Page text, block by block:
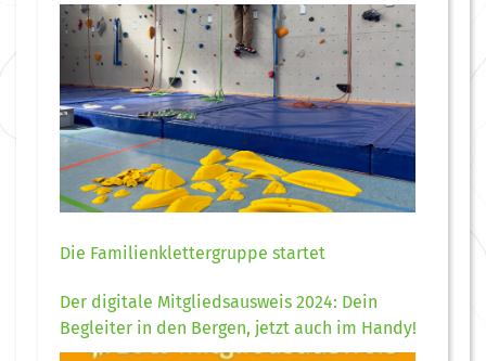
Die Familienklettergruppe startet
Der digitale Mitgliedsausweis 2024: Dein
Begleiter in den Bergen, jetzt auch im Handy!